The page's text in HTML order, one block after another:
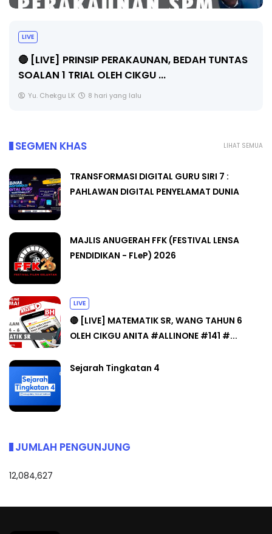
PENGARAH PENDIDIKAN MALAYSIA
Unknown 10 hari yang lalu
LIHAT SEMUA
SEGMEN KHAS
TRANSFORMASI DIGITAL GURU SIRI 7 :
PAHLAWAN DIGITAL PENYELAMAT DUNIA
MAJLIS ANUGERAH FFK (FESTIVAL LENSA
PENDIDIKAN - FLeP) 2026
LIVE
🔴 [LIVE] MATEMATIK SR, WANG TAHUN 6
OLEH CIKGU ANITA #ALLINONE #141 #...
Sejarah Tingkatan 4
JUMLAH PENGUNJUNG
12,084,627